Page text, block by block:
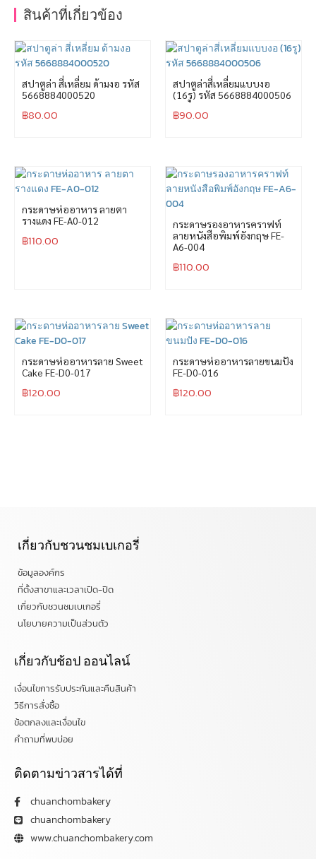
สินค้าที่เกี่ยวข้อง
สปาตูล่า สี่เหลี่ยม ด้ามงอ รหัส
5668884000520
฿80.00
สปาตูล่าสี่เหลี่ยมแบบงอ
(16รู) รหัส 5668884000506
฿90.00
กระดาษห่ออาหาร ลายตา
รางแดง FE-A0-012
฿110.00
กระดาษรองอาหารคราฟท์
ลายหนังสือพิมพ์อังกฤษ FE-
A6-004
฿110.00
กระดาษห่ออาหารลาย Sweet
Cake FE-D0-017
฿120.00
กระดาษห่ออาหารลายขนมปัง
FE-D0-016
฿120.00
เกี่ยวกับชวนชมเบเกอรี่
ข้อมูลองค์กร
ที่ตั้งสาขาและเวลาเปิด-ปิด
เกี่ยวกับชวนชมเบเกอรี่
นโยบายความเป็นส่วนตัว
เกี่ยวกับช้อป ออนไลน์
เงื่อนไขการรับประกันและคืนสินค้า
วิธีการสั่งซื้อ
ข้อตกลงและเงื่อนไข
คำถามที่พบบ่อย
ติดตามข่าวสารได้ที่
chuanchombakery
chuanchombakery
www.chuanchombakery.com